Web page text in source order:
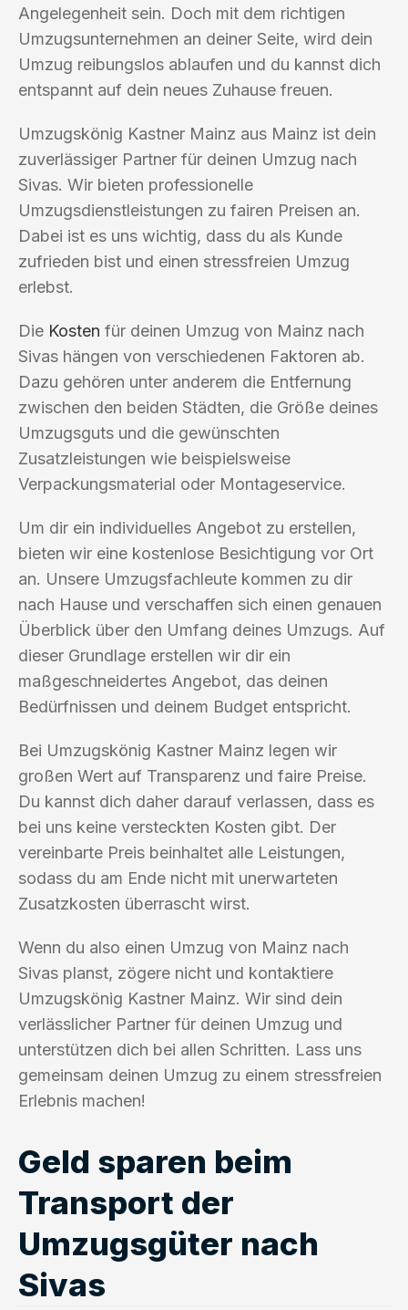
Angelegenheit sein. Doch mit dem richtigen
Umzugsunternehmen an deiner Seite, wird dein
Umzug reibungslos ablaufen und du kannst dich
entspannt auf dein neues Zuhause freuen.
Umzugskönig Kastner Mainz aus Mainz ist dein
zuverlässiger Partner für deinen Umzug nach
Sivas. Wir bieten professionelle
Umzugsdienstleistungen zu fairen Preisen an.
Dabei ist es uns wichtig, dass du als Kunde
zufrieden bist und einen stressfreien Umzug
erlebst.
Die Kosten für deinen Umzug von Mainz nach
Sivas hängen von verschiedenen Faktoren ab.
Dazu gehören unter anderem die Entfernung
zwischen den beiden Städten, die Größe deines
Umzugsguts und die gewünschten
Zusatzleistungen wie beispielsweise
Verpackungsmaterial oder Montageservice.
Um dir ein individuelles Angebot zu erstellen,
bieten wir eine kostenlose Besichtigung vor Ort
an. Unsere Umzugsfachleute kommen zu dir
nach Hause und verschaffen sich einen genauen
Überblick über den Umfang deines Umzugs. Auf
dieser Grundlage erstellen wir dir ein
maßgeschneidertes Angebot, das deinen
Bedürfnissen und deinem Budget entspricht.
Bei Umzugskönig Kastner Mainz legen wir
großen Wert auf Transparenz und faire Preise.
Du kannst dich daher darauf verlassen, dass es
bei uns keine versteckten Kosten gibt. Der
vereinbarte Preis beinhaltet alle Leistungen,
sodass du am Ende nicht mit unerwarteten
Zusatzkosten überrascht wirst.
Wenn du also einen Umzug von Mainz nach
Sivas planst, zögere nicht und kontaktiere
Umzugskönig Kastner Mainz. Wir sind dein
verlässlicher Partner für deinen Umzug und
unterstützen dich bei allen Schritten. Lass uns
gemeinsam deinen Umzug zu einem stressfreien
Erlebnis machen!
Geld sparen beim
Transport der
Umzugsgüter nach
Sivas